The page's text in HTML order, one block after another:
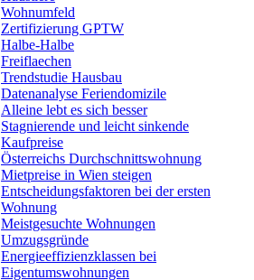
Wohnumfeld
Zertifizierung GPTW
Halbe-Halbe
Freiflaechen
Trendstudie Hausbau
Datenanalyse Feriendomizile
Alleine lebt es sich besser
Stagnierende und leicht sinkende
Kaufpreise
Österreichs Durchschnittswohnung
Mietpreise in Wien steigen
Entscheidungsfaktoren bei der ersten
Wohnung
Meistgesuchte Wohnungen
Umzugsgründe
Energieeffizienzklassen bei
Eigentumswohnungen